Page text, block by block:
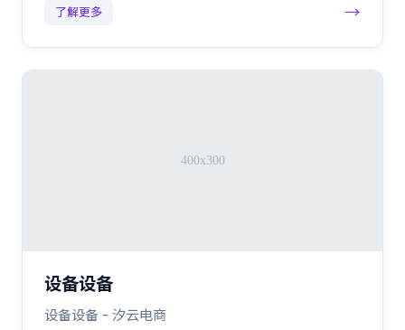
了解更多 →
设备设备
设备设备 - 汐云电商